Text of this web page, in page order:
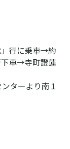
行に乗車→約
車→寺町證蓮
ターより南１